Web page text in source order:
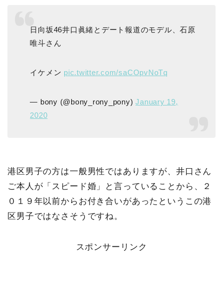
日向坂46井口眞緒とデート報道のモデル、石原
唯斗さん
イケメン pic.twitter.com/saCOpvNoTq
— bony (@bony_rony_pony)January 19,
2020
港区男子の方は一般男性ではありますが、井口さん
ご本人が「スピード婚」と言っていることから、２
０１９年以前からお付き合いがあったというこの港
区男子ではなさそうですね。
スポンサーリンク